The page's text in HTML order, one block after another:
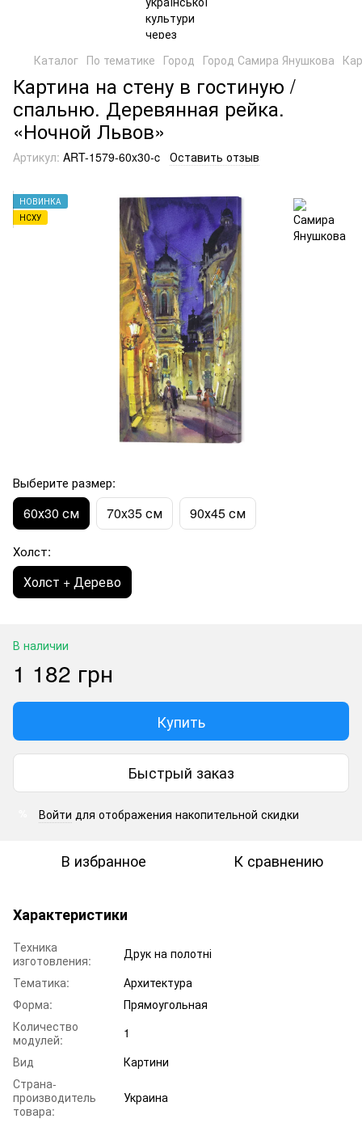
Каталог По тематике Город Город Самира Янушкова
Картина на стену в гостиную /
спальню. Деревянная рейка.
«Ночной Львов»
Артикул: ART-1579-60x30-c Оставить отзыв
НОВИНКА
НСХУ
Выберите размер:
60х30 см 70x35 см 90х45 см
Холст:
Холст + Дерево
В наличии
1 182 грн
Купить
Быстрый заказ
Войти для отображения накопительной скидки
В избранное К сравнению
Характеристики
Техника
изготовления:
Друк на полотні
Тематика:
Архитектура
Форма:
Прямоугольная
Количество
модулей:
1
Вид
Картини
Страна-
производитель
товара:
Украина